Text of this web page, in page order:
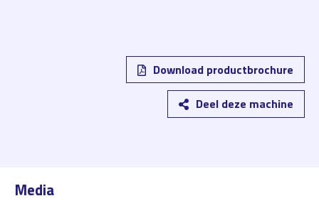
Download productbrochure
Deel deze machine
Media